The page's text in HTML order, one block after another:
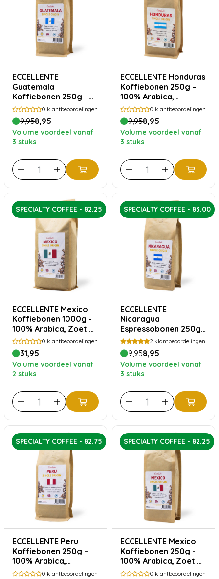
ECCELLENTE
Guatemala
Koffiebonen 250g –
100% Arabica, Rijk &
Vol
0 klantbeoordelingen
9,958,95
Volume voordeel vanaf
3 stuks
ECCELLENTE Honduras
Koffiebonen 250g –
100% Arabica,
Gebalanceerd &
Verfijnd
0 klantbeoordelingen
9,958,95
Volume voordeel vanaf
3 stuks
SPECIALTY COFFEE - 82.25
ECCELLENTE Mexico
Koffiebonen 1000g -
100% Arabica, Zoet &
Toegankelijk
0 klantbeoordelingen
31,95
Volume voordeel vanaf
2 stuks
SPECIALTY COFFEE - 83.00
ECCELLENTE
Nicaragua
Espressobonen 250g
– 100% Arabica, Zacht
& Romig
2 klantbeoordelingen
9,958,95
Volume voordeel vanaf
3 stuks
SPECIALTY COFFEE - 82.75
ECCELLENTE Peru
Koffiebonen 250g –
100% Arabica,
Krachtig & Stevig
0 klantbeoordelingen
SPECIALTY COFFEE - 82.25
ECCELLENTE Mexico
Koffiebonen 250g -
100% Arabica, Zoet &
Toegankelijk
0 klantbeoordelingen